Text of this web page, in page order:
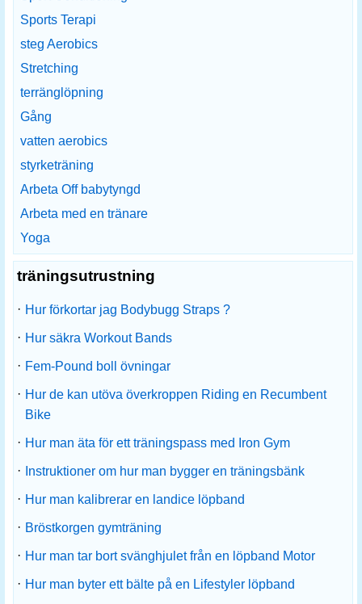
Sports Terapi
steg Aerobics
Stretching
terränglöpning
Gång
vatten aerobics
styrketräning
Arbeta Off babytyngd
Arbeta med en tränare
Yoga
träningsutrustning
· Hur förkortar jag Bodybugg Straps ?
· Hur säkra Workout Bands
· Fem-Pound boll övningar
· Hur de kan utöva överkroppen Riding en Recumbent
Bike
· Hur man äta för ett träningspass med Iron Gym
·
Instruktioner om hur man bygger en träningsbänk
· Hur man kalibrerar en landice löpband
· Bröstkorgen gymträning
· Hur man tar bort svänghjulet från en löpband Motor
· Hur man byter ett bälte på en Lifestyler löpband